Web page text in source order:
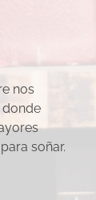
nos
donde
soñar.